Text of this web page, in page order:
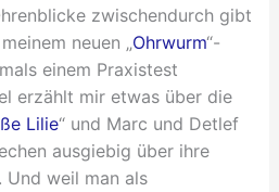
zwischendurch gibt
neuen „Ohrwurm“-
einem Praxistest
erzählt mir etwas über die
Lilie“ und Marc und Detlef
ausgiebig über ihre
weil man als